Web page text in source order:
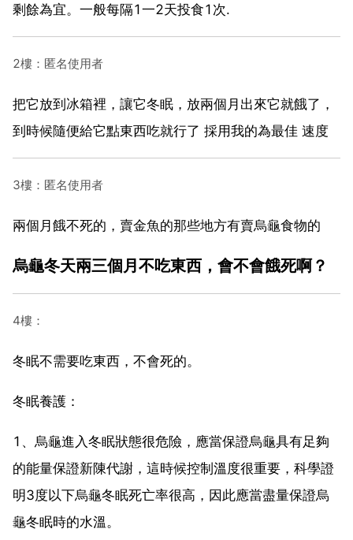
剩餘為宜。一般每隔1一2天投食1次.
2樓：匿名使用者
把它放到冰箱裡，讓它冬眠，放兩個月出來它就餓了，
到時候隨便給它點東西吃就行了 採用我的為最佳 速度
3樓：匿名使用者
兩個月餓不死的，賣金魚的那些地方有賣烏龜食物的
烏龜冬天兩三個月不吃東西，會不會餓死啊？
4樓：
冬眠不需要吃東西，不會死的。
冬眠養護：
1、烏龜進入冬眠狀態很危險，應當保證烏龜具有足夠
的能量保證新陳代謝，這時候控制溫度很重要，科學證
明3度以下烏龜冬眠死亡率很高，因此應當盡量保證烏
龜冬眠時的水溫。